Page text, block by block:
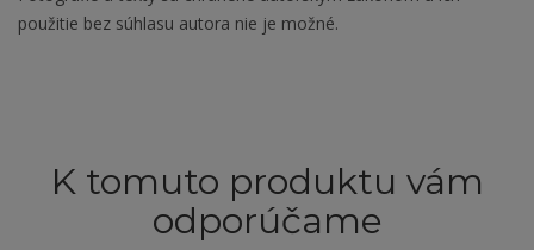
použitie bez súhlasu autora nie je možné.
K tomuto produktu vám
odporúčame